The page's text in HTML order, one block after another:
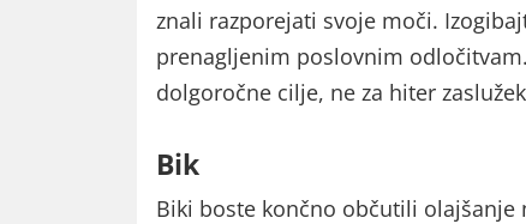
znali razporejati svoje moči.
prenagljenim poslovnim
dolgoročne cilje, ne za hiter
Bik
Biki boste končno občutili olajšanje